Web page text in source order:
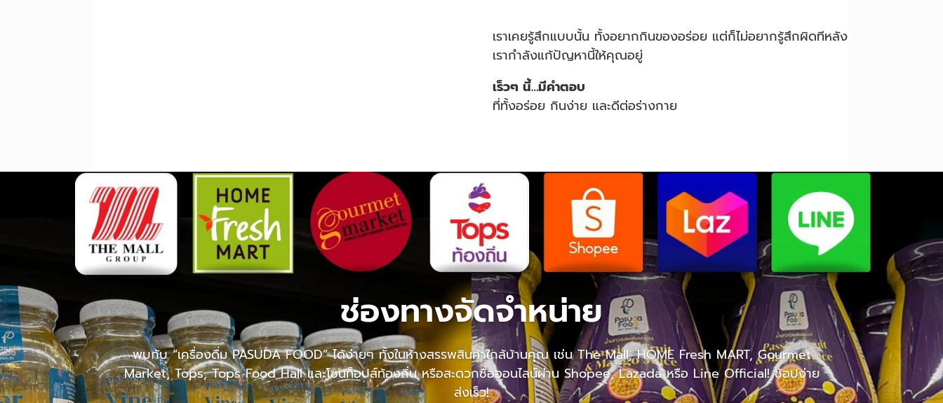
เราเคยรู้สึกแบบนั้น ทั้งอยากกินของอร่อย แต่ก็ไม่อยากรู้สึกผิดทีหลัง
เรากำลังแก้ปัญหานี้ให้คุณอยู่
เร็วๆ นี้…มีคำตอบ
ที่ทั้งอร่อย กินง่าย และดีต่อร่างกาย
ช่องทางจัดจำหน่าย
พบกับ “เครื่องดื่ม PASUDA FOOD” ได้ง่ายๆ ทั้งในห้างสรรพสินค้าใกล้บ้านคุณ เช่น The Mall, HOME Fresh MART, Gourmet
Market, Tops, Tops Food Hall และโซนท็อปส์ท้องถิ่น หรือสะดวกซื้อออนไลน์ผ่าน Shopee, Lazada หรือ Line Official! ช้อปง่าย
ส่งเร็ว!